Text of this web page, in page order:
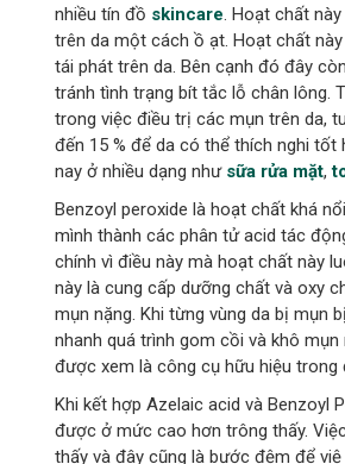
nhiều tín đồ skincare . Hoạt chất
trên da một cách ồ ạt. Hoạt chất
tái phát trên da. Bên cạnh đó đây
tránh tình trạng bít tắc lỗ chân lông.
trong việc điều trị các mụn trên da,
đến 15 % để da có thể thích nghi
nay ở nhiều dạng như sữa rửa mặt,
Benzoyl peroxide là hoạt chất khá
mình thành các phân tử acid tác
chính vì điều này mà hoạt chất này
này là cung cấp dưỡng chất và oxy
mụn nặng. Khi từng vùng da bị mụn
nhanh quá trình gom cồi và khô
được xem là công cụ hữu hiệu trong
Khi kết hợp Azelaic acid và Benzoyl
được ở mức cao hơn trông thấy.
thấy và đây cũng là bước đệm để